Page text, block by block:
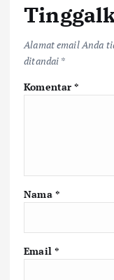
Alamat email Anda
ditandai *
Komentar*
Nama *
Email *